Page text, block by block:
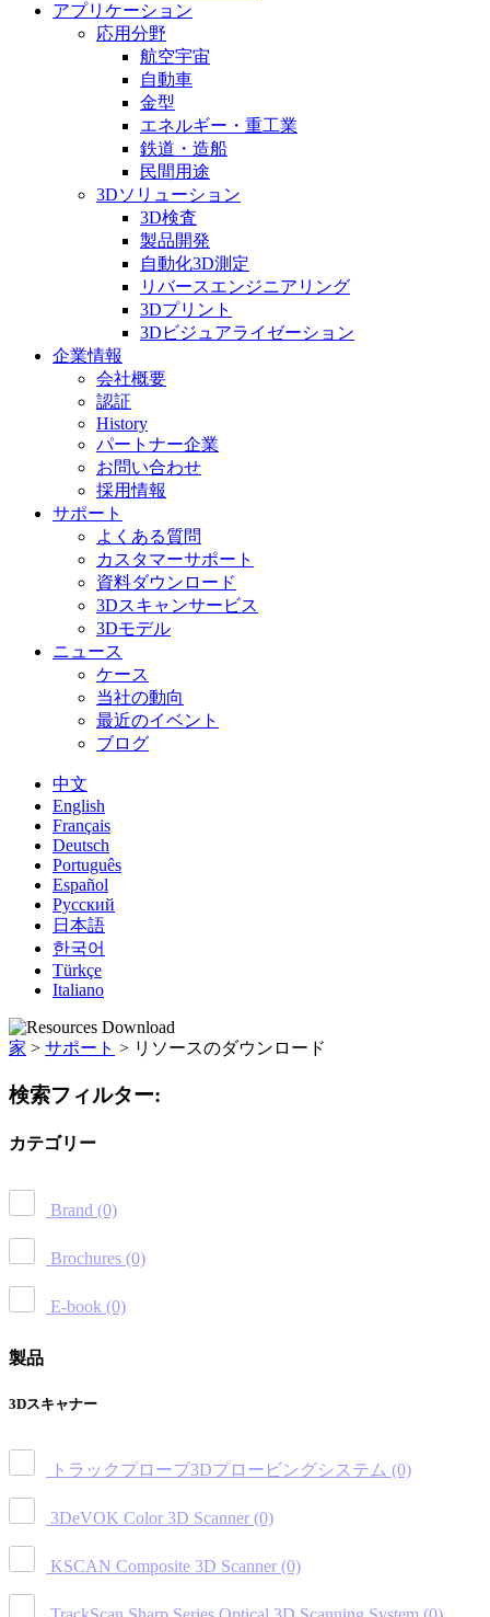
アプリケーション
応用分野
航空宇宙
自動車
金型
エネルギー・重工業
鉄道・造船
民間用途
3Dソリューション
3D検査
製品開発
自動化3D測定
リバースエンジニアリング
3Dプリント
3Dビジュアライゼーション
企業情報
会社概要
認証
History
パートナー企業
お問い合わせ
採用情報
サポート
よくある質問
カスタマーサポート
資料ダウンロード
3Dスキャンサービス
3Dモデル
ニュース
ケース
当社の動向
最近のイベント
ブログ
中文
English
Français
Deutsch
Português
Español
Русский
日本語
한국어
Türkçe
Italiano
家 > サポート > リソースのダウンロード
検索フィルター:
カテゴリー
Brand (0)
Brochures (0)
E-book (0)
製品
3Dスキャナー
トラックプローブ3Dプロービングシステム (0)
3DeVOK Color 3D Scanner (0)
KSCAN Composite 3D Scanner (0)